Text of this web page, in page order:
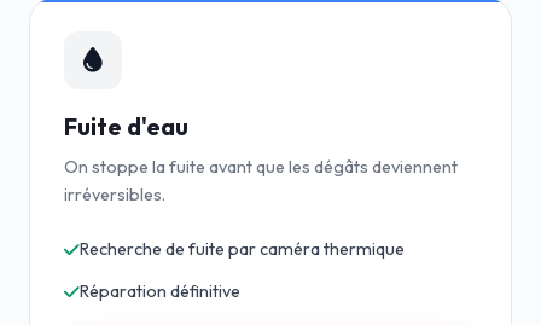
Fuite d'eau
On stoppe la fuite avant que les dégâts deviennent
irréversibles.
Recherche de fuite par caméra thermique
Réparation définitive